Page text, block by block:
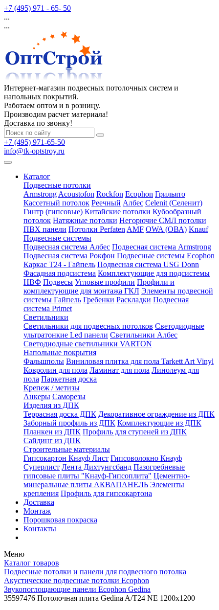
+7 (495) 971 - 65- 50
...
...
Интернет-магазин подвесных потолочных систем и
напольных покрытий.
Работаем оптом и в розницу.
Производим расчет материала!
Доставка по звонку!
+7 (495) 971-65-50
info@tk-optstroy.ru
Каталог
Подвесные потолки
Armstrong Acoustofon Rockfon Ecophon Грильято
Кассетный потолок Реечный Албес Celenit (Селенит)
Гинтр (гипсовые) Китайские потолки Кубообразный
потолок Натяжные потолки Негорючие СМЛ потолки
ПВХ панели Потолки Perfaten AMF OWA (ОВА) Knauf
Подвесные системы
Подвесная система Албес Подвесная система Armstrong
Подвесная система Рокфон Подвесные системы Ecophon
Каркас Т24 - Гайпель Подвесная система USG Donn
Фасадная подсистема Комплектующие для подсистемы
НВФ Подвесы Угловые профили Профили и
комплектующие для монтажа ГКЛ Элементы подвесной
системы Гайпель Гребенки Раскладки Подвесная
система Primet
Светильники
Светильники для подвесных потолков Светодиодные
ультратонкие Led панели Светильники Албес
Светодиодные светильники VARTON
Напольные покрытия
Фальшполы Виниловая плитка для пола Tarkett Art Vinyl
Ковролин для пола Ламинат для пола Линолеум для
пола Паркетная доска
Крепеж / метизы
Анкеры Саморезы
Изделия из ДПК
Террасная доска ДПК Декоративное ограждение из ДПК
Заборный профиль из ДПК Комплектующие из ДПК
Планкен из ДПК Профиль для ступеней из ДПК
Сайдинг из ДПК
Строительные материалы
Гипсокартон Кнауф Лист Гипсоволокно Кнауф
Суперлист Лента Дихтунгсбанд Пазогребневые
гипсовые плиты "Кнауф-Гипсоплита" Цементно-
минеральные плиты АКВАПАНЕЛЬ Элементы
крепления Профиль для гипсокартона
Доставка
Монтаж
Порошковая покраска
Контакты
Меню
Каталог товаров
Подвесные потолки и панели для подвесного потолка
Акустические подвесные потолки Ecophon
Звукопоглощающие панели Ecophon Gedina
35597476 Потолочная плита Gedina A/T24 NE 1200x1200